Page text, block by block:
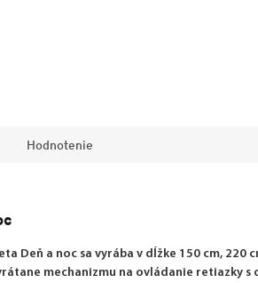
Hodnotenie
Deň a noc sa vyrába v dĺžke 150 cm, 220
mechanizmu na ovládanie retiazky s